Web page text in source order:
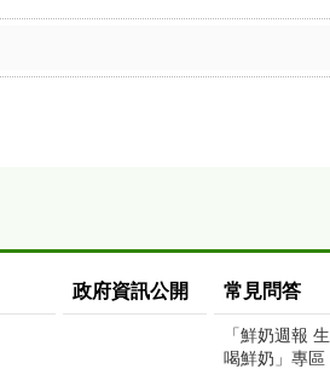
政府資訊公開 常見問答
「鮮奶週報
喝鮮奶」專區